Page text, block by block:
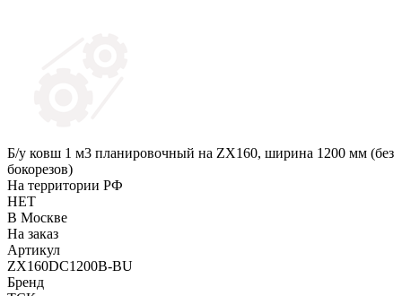
Б/у ковш 1 м3 планировочный на ZX160, ширина 1200 мм (без
бокорезов)
На территории РФ
НЕТ
В Москве
На заказ
Артикул
ZX160DC1200B-BU
Бренд